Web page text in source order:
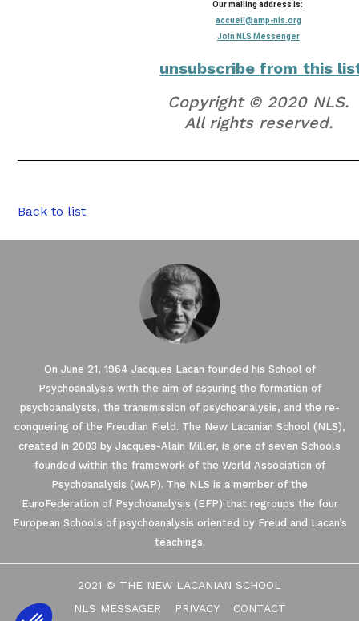
Our mailing address is:
accueil@amp-nls.org
Join NLS Messenger
unsubscribe from this
Copyright © 2020 NLS.
All rights reserved.
Back to list
On June 21, 1964 Jacques Lacan founded his School of
Psychoanalysis with the aim of assuring the formation of
psychoanalysts, the transmission of psychoanalysis, and the re-
conquering of the Freudian Field. The New Lacanian School (NLS),
created in 2003 by Jacques-Alain Miller, is one of seven Schools
founded within the framework of the World Association of
Psychoanalysis (WAP). The NLS is a member of the
EuroFederation of Psychoanalysis (EFP) that regroups the four
European Schools of psychoanalysis oriented by Freud and Lacan’s
teachings.
2021 © THE NEW LACANIAN SCHOOL
NLS MESSAGER
PRIVACY CONTACT